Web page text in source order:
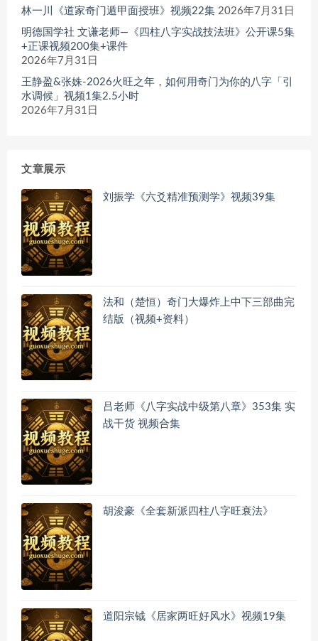
林一川《道家奇门遁甲面授班》视频22集 2026年7月31日
明德国学社 文谦老师—《四柱八字实战技法班》公开课5集
+正课视频200集+课件
2026年7月31日
王静盈&张姝-2026火旺之年，如何用奇门为你的八字「引
水调候」视频1集2.5小时
2026年7月31日
文章展示
刘振学《六爻精准预测学》视频39集
法和（楚恒）奇门大爆炸上中下三部曲完
结版（视频+资料）
吕老师《八字实战中级第八章》353集 实
战干货 视频合集
胡浚豪《全套新派四柱八字旺衰法》
道阳宗钺《居家两旺好风水》视频19集